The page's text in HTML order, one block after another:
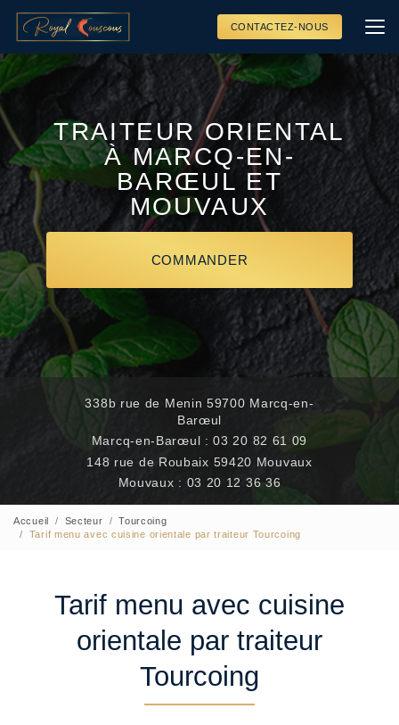
contenu
principal
CONTACTEZ-NOUS
TRAITEUR ORIENTAL
À MARCQ-EN-
BARŒUL ET
MOUVAUX
COMMANDER
338b rue de Menin 59700 Marcq-en-
Barœul
Marcq-en-Barœul :03 20 82 61 09
148 rue de Roubaix 59420 Mouvaux
Mouvaux : 03 20 12 36 36
Accueil Secteur
Tourcoing
Tarif menu avec cuisine orientale par traiteur Tourcoing
Tarif menu avec cuisine
orientale par traiteur
Tourcoing